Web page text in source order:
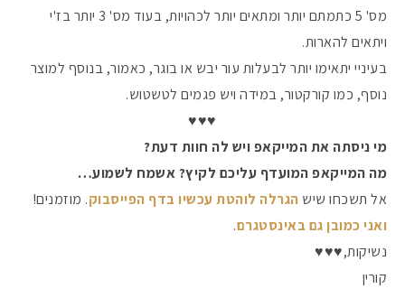
מס' 5 כתמתם יותר ומתאים יותר לכהויות, בעוד מס' 3 יותר בז'י
ויתאים להארות.
בעיניי יתאימו יותר לבעלות עור יבש או בוגר, כאמור, בנוסף למוצר
נוסף, כמו קורקטור, במידה ויש פגמים לטשטוש.
♥️♥️♥️
מי ניסתה את המייקאפ ויש לה חוות דעת?
מה המייקאפ המועדף עליכם לקיץ? אשמח לשמוע…
אל תשכחו שיש הגרלה לוהטת עכשיו בדף הפייסבוק. מוזמנים!
ואני כמובן גם באינסטגרם.
נשיקות,♥️♥️♥️
קורין